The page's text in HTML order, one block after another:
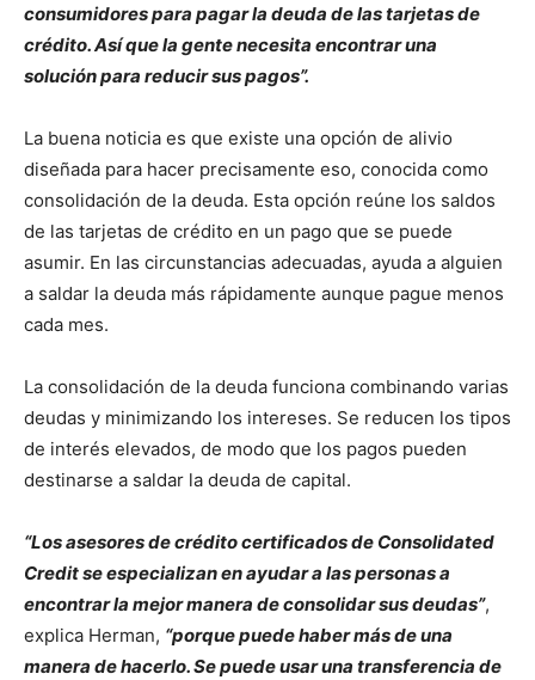
consumidores para pagar la deuda de las tarjetas de
crédito. Así que la gente necesita encontrar una
solución para reducir sus pagos”.
La buena noticia es que existe una opción de alivio
diseñada para hacer precisamente eso, conocida como
consolidación de la deuda. Esta opción reúne los saldos
de las tarjetas de crédito en un pago que se puede
asumir. En las circunstancias adecuadas, ayuda a alguien
a saldar la deuda más rápidamente aunque pague menos
cada mes.
La consolidación de la deuda funciona combinando varias
deudas y minimizando los intereses. Se reducen los tipos
de interés elevados, de modo que los pagos pueden
destinarse a saldar la deuda de capital.
“Los asesores de crédito certificados de Consolidated
Credit se especializan en ayudar a las personas a
encontrar la mejor manera de consolidar sus deudas”,
explica Herman, “porque puede haber más de una
manera de hacerlo. Se puede usar una transferencia de